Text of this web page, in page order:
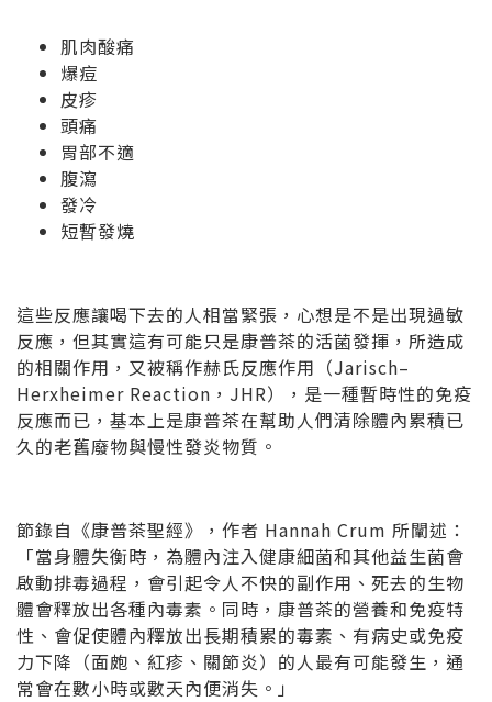
肌肉酸痛
爆痘
皮疹
頭痛
胃部不適
腹瀉
發冷
短暫發燒
這些反應讓喝下去的人相當緊張，心想是不是出現過敏
反應，但其實這有可能只是康普茶的活菌發揮，所造成
的相關作用，又被稱作赫氏反應作用 （Jarisch–
Herxheimer Reaction，JHR），是一種暫時性的免疫
反應而已，基本上是康普茶在幫助人們清除體內累積已
久的老舊廢物與慢性發炎物質。
節錄自《康普茶聖經》，作者 Hannah Crum 所闡述：
「當身體失衡時，為體內注入健康細菌和其他益生菌會
啟動排毒過程，會引起令人不快的副作用、死去的生物
體會釋放出各種內毒素。同時，康普茶的營養和免疫特
性、會促使體內釋放出長期積累的毒素、有病史或免疫
力下降（面皰、紅疹、關節炎）的人最有可能發生，通
常會在數小時或數天內便消失。」